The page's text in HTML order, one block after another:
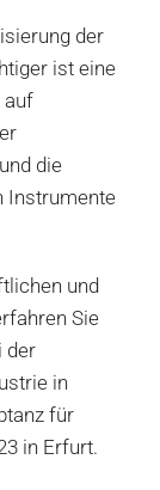
der
ist eine
auf
die
Instrumente
und
Sie
der
in
für
in Erfurt.